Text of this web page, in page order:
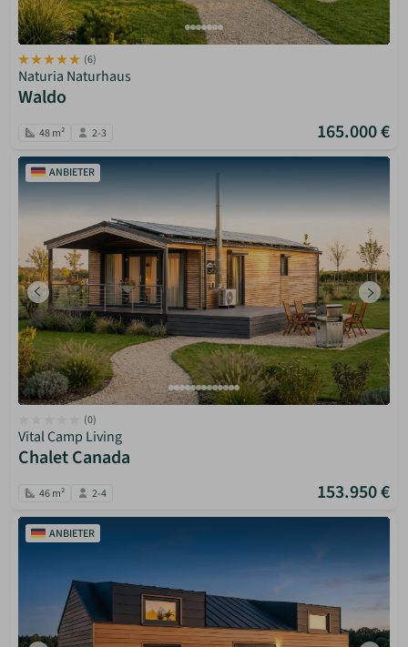
(6)
Naturia Naturhaus
Waldo
48 m² 2-3 165.000 €
ANBIETER
(0)
Vital Camp Living
Chalet Canada
46 m² 2-4 153.950 €
ANBIETER